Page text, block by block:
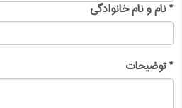
*نام و نام خانوادگی
*توضیحات